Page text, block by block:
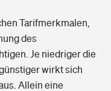
Tarifmerkmalen,
des
Je niedriger die
wirkt sich
Allein eine